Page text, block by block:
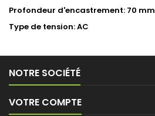
Profondeur d'encastrement: 70 mm
Type de tension: AC
NOTRE SOCIÉTÉ
VOTRE COMPTE